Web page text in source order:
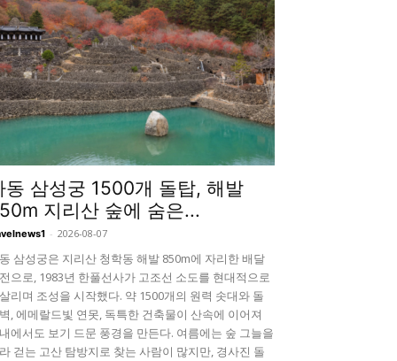
동 삼성궁 1500개 돌탑, 해발
지리산 숲에 숨은...
- 2026-08-07
삼성궁은 지리산 청학동 해발 850m에 자리한 배달
으로, 1983년 한풀선사가 고조선 소도를 현대적으로
리며 조성을 시작했다. 약 1500개의 원력 솟대와 돌
, 에메랄드빛 연못, 독특한 건축물이 산속에 이어져
에서도 보기 드문 풍경을 만든다. 여름에는 숲 그늘을
걷는 고산 탐방지로 찾는 사람이 많지만, 경사진 돌